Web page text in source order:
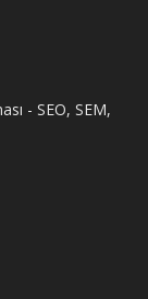
- SEO, SEM,